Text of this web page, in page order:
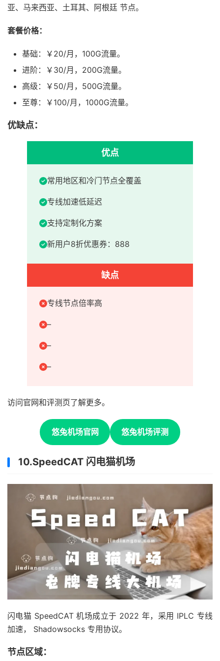
亚、马来西亚、土耳其、阿根廷 节点。
套餐价格：
基础：￥20/月，100G流量。
进阶：￥30/月，200G流量。
高级：￥50/月，500G流量。
至尊：￥100/月，1000G流量。
优缺点：
优点
常用地区和冷门节点全覆盖
专线加速低延迟
支持定制化方案
新用户8折优惠券：888
缺点
专线节点倍率高
–
–
–
访问官网和评测页了解更多。
悠兔机场官网 悠兔机场评测
10.SpeedCAT 闪电猫机场
闪电猫 SpeedCAT 机场成立于 2022 年，采用 IPLC 专线
加速， Shadowsocks 专用协议。
节点区域：